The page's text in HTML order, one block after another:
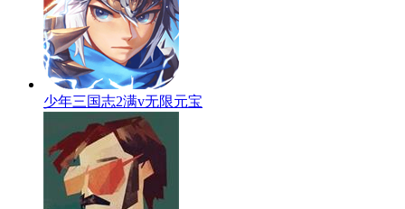
少年三国志2满v无限元宝